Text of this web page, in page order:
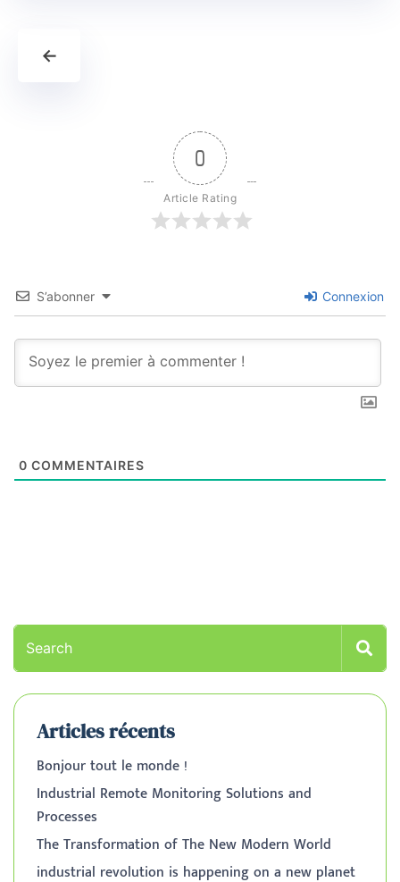
←
0
Article Rating
S’abonner Connexion
0 COMMENTAIRES
Articles récents
Bonjour tout le monde !
Industrial Remote Monitoring Solutions and
Processes
The Transformation of The New Modern World
industrial revolution is happening on a new planet